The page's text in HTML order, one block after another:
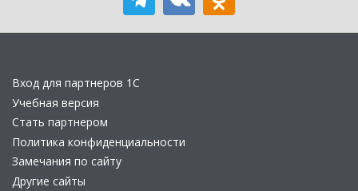
Вход для партнеров 1С
Учебная версия
Стать партнером
Политика конфиденциальности
Замечания по сайту
Другие сайты